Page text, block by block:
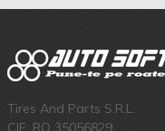
Tires And Parts S.R.L.
CIF: RO 35056829